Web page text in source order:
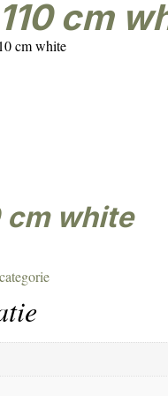
cm
cm white
cm white